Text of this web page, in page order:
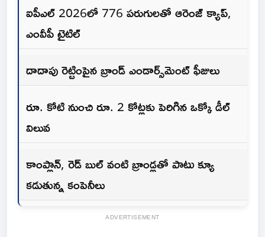
ఐపీఎల్ 2026లో 776 పరుగులతో ఆరెంజ్ క్యాప్,
ఎంవీపీ టైటిల్
దాదాపు రెట్టింపైన బ్రాండ్ ఎండార్స్‌మెంట్ ఫీజులు
రూ. కోటి నుంచి రూ. 2 కోట్లకు పెరిగిన ఒక్కో డీల్
విలువ
కాంప్లాన్, రెడ్ బుల్ వంటి బ్రాండ్లతో పాటు క్యూ
కడుతున్న కంపెనీలు
ADVERTISEMENT